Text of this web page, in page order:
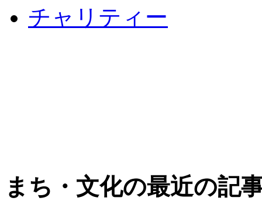
チャリティー
まち・文化の最近の記